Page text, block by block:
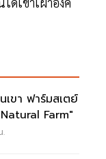
สเตย์
Farm"
.